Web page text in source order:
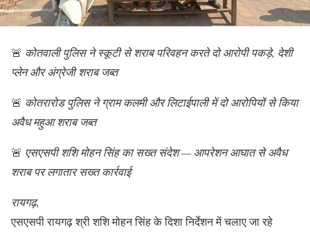
🚨 कोतवाली पुलिस ने स्कूटी से शराब परिवहन करते दो आरोपी पकड़े, देशी
प्लेन और अंग्रेजी शराब जब्त
🚨 कोतरारोड पुलिस ने ग्राम कलमी और लिटाईपाली में दो आरोपियों से किया
अवैध महुआ शराब जब्त
🚨 एसएसपी शशि मोहन सिंह का सख्त संदेश — आपरेशन आघात से अवैध
शराब पर लगातार सख्त कार्रवाई
रायगढ़,
एसएसपी रायगढ़ श्री शशि मोहन सिंह के दिशा निर्देशन में चलाए जा रहे